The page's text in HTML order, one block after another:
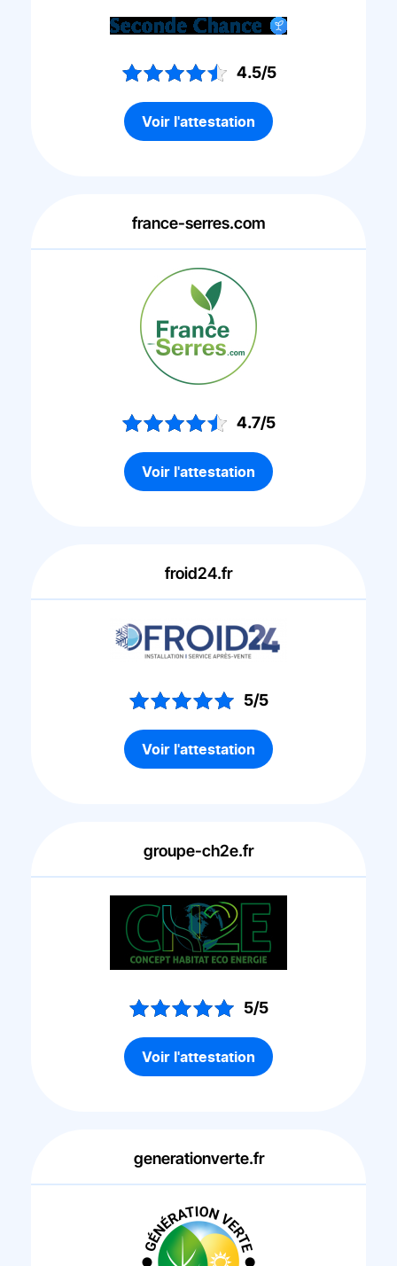
4.5/5
Voir l'attestation
france-serres.com
4.7/5
Voir l'attestation
froid24.fr
5/5
Voir l'attestation
groupe-ch2e.fr
5/5
Voir l'attestation
generationverte.fr